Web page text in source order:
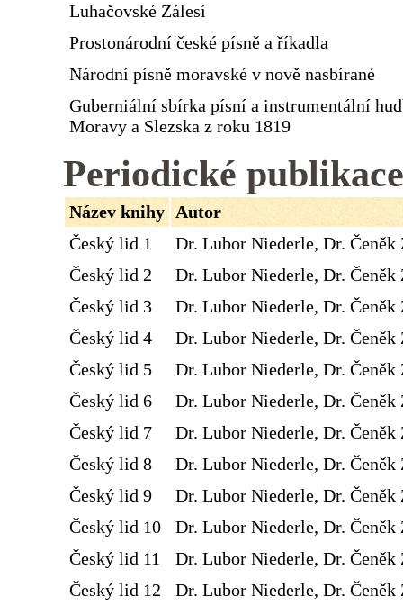
Luhačovské Zálesí
Prostonárodní české písně a říkadla
Národní písně moravské v nově nasbírané
Guberniální sbírka písní a instrumentální
Moravy a Slezska z roku 1819
Periodické publikace
Název knihy Autor
Český lid 1
Dr. Lubor Niederle, Dr. Čeněk
Český lid 2
Dr. Lubor Niederle, Dr. Čeněk
Český lid 3
Dr. Lubor Niederle, Dr. Čeněk
Český lid 4
Dr. Lubor Niederle, Dr. Čeněk
Český lid 5
Dr. Lubor Niederle, Dr. Čeněk
Český lid 6
Dr. Lubor Niederle, Dr. Čeněk
Český lid 7
Dr. Lubor Niederle, Dr. Čeněk
Český lid 8
Dr. Lubor Niederle, Dr. Čeněk
Český lid 9
Dr. Lubor Niederle, Dr. Čeněk
Český lid 10
Dr. Lubor Niederle, Dr. Čeněk
Český lid 11
Dr. Lubor Niederle, Dr. Čeněk
Český lid 12
Dr. Lubor Niederle, Dr. Čeněk